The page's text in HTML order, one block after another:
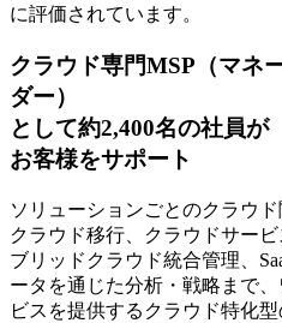
に評価されています。
クラウド専門MSP （マネ
ダー）
として約2,400名の社員が
お客様をサポート
ソリューションごとのクラウ
クラウド移行、クラウドサー
ブリッドクラウド統合管理、
ータを通じた分析・戦略まで
ビスを提供するクラウド特化